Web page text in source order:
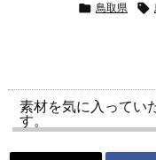
 鳥取県 
素材を気に入ってい
す。